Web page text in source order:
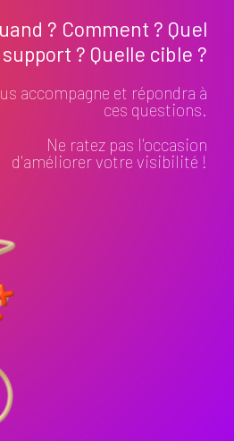
? Comment ? Quel
support ? Quelle cible ?
accompagne et répondra à
ces questions.
Ne ratez pas l'occasion
d'améliorer votre visibilité !